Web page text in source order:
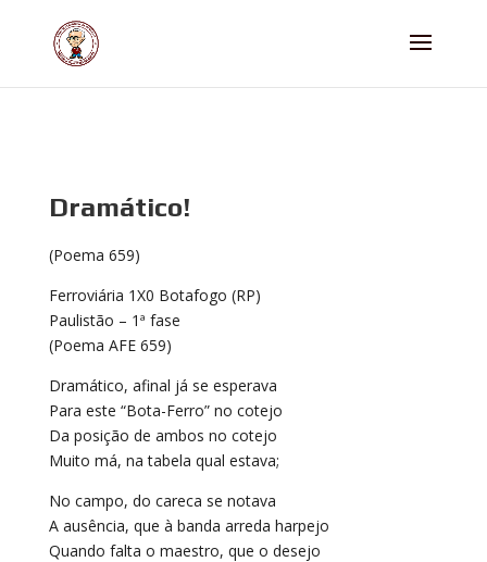
Dramático!
(Poema 659)
Ferroviária 1X0 Botafogo (RP)
Paulistão – 1ª fase
(Poema AFE 659)
Dramático, afinal já se esperava
Para este “Bota-Ferro” no cotejo
Da posição de ambos no cotejo
Muito má, na tabela qual estava;
No campo, do careca se notava
A ausência, que à banda arreda harpejo
Quando falta o maestro, que o desejo